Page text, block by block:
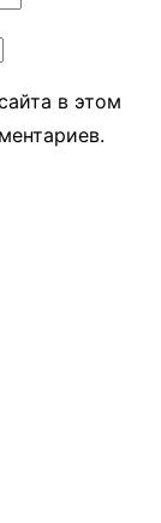
в этом